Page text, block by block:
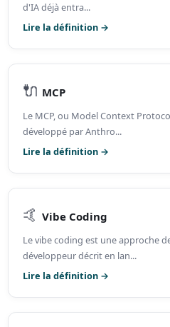
d'IA déjà entra...
Lire la définition →
🔌 MCP
Le MCP, ou Model Context
développé par Anthro...
Lire la définition →
🤙 Vibe Coding
Le vibe coding est une approche
développeur décrit en lan...
Lire la définition →